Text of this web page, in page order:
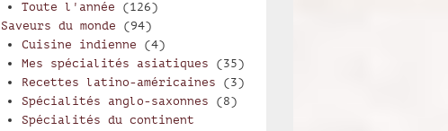
Toute l'année (126)
Saveurs du monde (94)
Cuisine indienne (4)
Mes spécialités asiatiques (35)
Recettes latino-américaines (3)
Spécialités anglo-saxonnes (8)
Spécialités du continent